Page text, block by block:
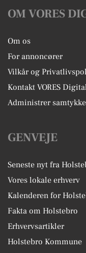
OM VORES
Om os
For annoncører
Vilkår og
Kontakt VORES
Administrer samtykke
GENVEJE
Seneste nyt fra
Vores lokale erhverv
Kalenderen for
Fakta om Holstebro
Erhvervsartikler
Holstebro Kommune